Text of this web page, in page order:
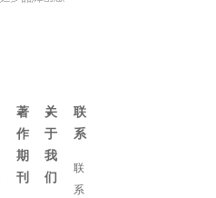
著
作
期
刊
关
于
我
们
联
系
联
系